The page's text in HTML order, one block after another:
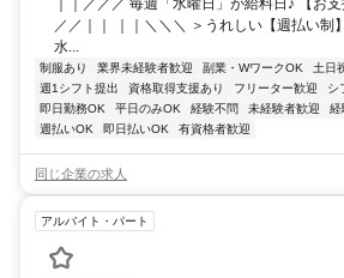
｜｜／／／ 毎週「水曜日」が給料日♪ 【お
／／｜｜ ｜｜＼＼＼ ＞うれしい【週払い
水...
制服あり 業界未経験者歓迎 副業・WワークOK 土日
週1シフト提出
資格取得支援あり フリーター歓迎 シ
即日勤務OK
平日のみOK 経験不問 未経験者歓迎 経
週払いOK
即日払いOK 有資格者歓迎
同じ企業の求人
アルバイト・パート